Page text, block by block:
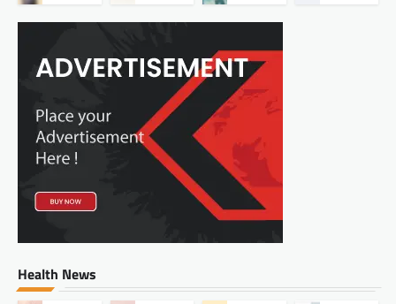
Health News